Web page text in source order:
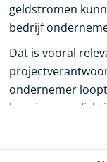
geldstromen
bedrijf
Dat is vooral
ondernemer
Winst,